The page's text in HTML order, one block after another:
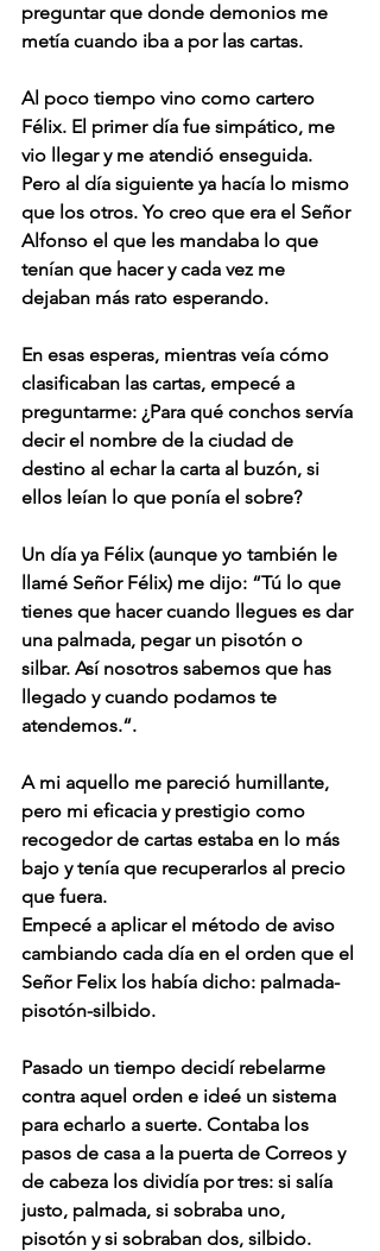
preguntar que donde demonios me
metía cuando iba a por las cartas.
Al poco tiempo vino como cartero
Félix. El primer día fue simpático, me
vio llegar y me atendió enseguida.
Pero al día siguiente ya hacía lo mismo
que los otros. Yo creo que era el Señor
Alfonso el que les mandaba lo que
tenían que hacer y cada vez me
dejaban más rato esperando.
En esas esperas, mientras veía cómo
clasificaban las cartas, empecé a
preguntarme: ¿Para qué conchos servía
decir el nombre de la ciudad de
destino al echar la carta al buzón, si
ellos leían lo que ponía el sobre?
Un día ya Félix (aunque yo también le
llamé Señor Félix) me dijo: “Tú lo que
tienes que hacer cuando llegues es dar
una palmada, pegar un pisotón o
silbar. Así nosotros sabemos que has
llegado y cuando podamos te
atendemos.“.
A mi aquello me pareció humillante,
pero mi eficacia y prestigio como
recogedor de cartas estaba en lo más
bajo y tenía que recuperarlos al precio
que fuera.
Empecé a aplicar el método de aviso
cambiando cada día en el orden que el
Señor Felix los había dicho: palmada-
pisotón-silbido.
Pasado un tiempo decidí rebelarme
contra aquel orden e ideé un sistema
para echarlo a suerte. Contaba los
pasos de casa a la puerta de Correos y
de cabeza los dividía por tres: si salía
justo, palmada, si sobraba uno,
pisotón y si sobraban dos, silbido.